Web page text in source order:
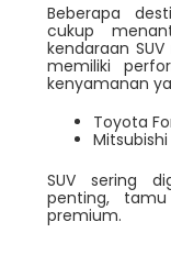
Beberapa
cukup
kendaraan
memiliki
kenyamanan
Toyota
SUV sering
penting,
premium.